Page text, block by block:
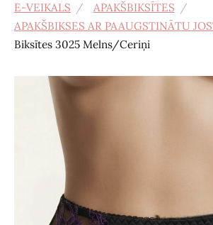
E-VEIKALS
APAKŠBIKSĪTES
APAKŠBIKSES AR PAAUGSTINĀTU
Biksītes 3025 Melns/Сeriņi